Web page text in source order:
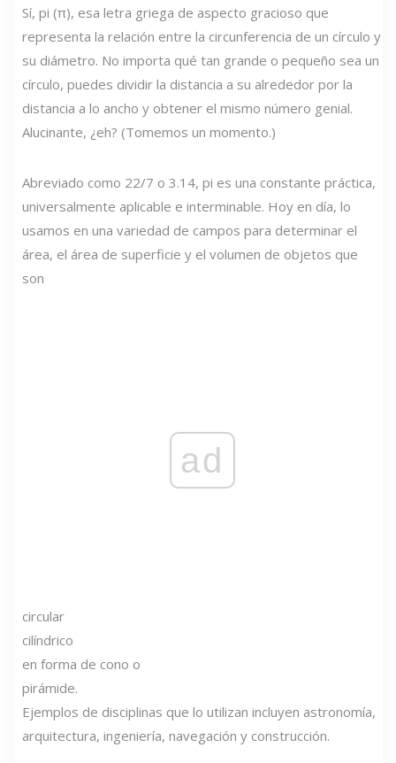
Sí, pi (π), esa letra griega de aspecto gracioso que
representa la relación entre la circunferencia de un círculo y
su diámetro. No importa qué tan grande o pequeño sea un
círculo, puedes dividir la distancia a su alrededor por la
distancia a lo ancho y obtener el mismo número genial.
Alucinante, ¿eh? (Tomemos un momento.)
Abreviado como 22/7 o 3.14, pi es una constante práctica,
universalmente aplicable e interminable. Hoy en día, lo
usamos en una variedad de campos para determinar el
área, el área de superficie y el volumen de objetos que
son
ad
circular
cilíndrico
en forma de cono o
pirámide.
Ejemplos de disciplinas que lo utilizan incluyen astronomía,
arquitectura, ingeniería, navegación y construcción.